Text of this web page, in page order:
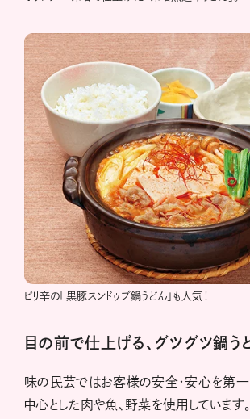
ピリ辛の「黒豚スンドゥブ鍋うどん」も人気！
目の前で仕上げる、グツグツ鍋う
味の民芸ではお客様の安全・安心を第一
中心とした肉や魚、野菜を使用しています